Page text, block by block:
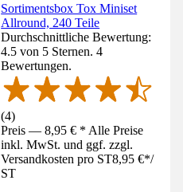
Sortimentsbox Tox Miniset
Allround, 240 Teile
Durchschnittliche Bewertung:
4.5 von 5 Sternen. 4
Bewertungen.
(4)
Preis — 8,95 € * Alle Preise
inkl. MwSt. und ggf. zzgl.
Versandkosten pro ST8,95 €*/
ST